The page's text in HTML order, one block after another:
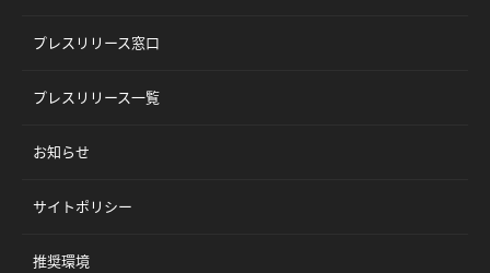
プレスリリース窓口
プレスリリース一覧
お知らせ
サイトポリシー
推奨環境